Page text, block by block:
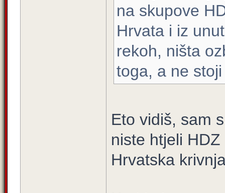
na skupove
Hrvata i iz
rekoh, ništa
toga, a ne
Eto vidiš, sam
niste htjeli
Hrvatska